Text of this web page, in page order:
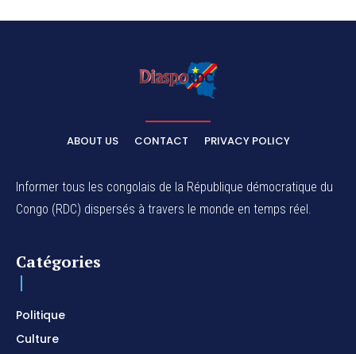
Dieu de Secours - God of Rescue / Adoration
Yahweh Sabaoth / Prophetic Worship Instrumental
/ Piano pour prier / Instrumental d'intercession
ELIKIA NA NGAI / Instrumental de Prière / 1H
01:03:38
Piano pour prier / Soaking Worship Instrumental
01:17:32
For Your Name Is Holy / Prophetic Worship
I SURRENDER / Soaking Worship Instrumental /
ABOUT US CONTACT PRIVACY POLICY
Informer tous les congolais de la République démocratique du
Congo (RDC) dispersés à travers le monde en temps réel.
Catégories
Politique
Culture